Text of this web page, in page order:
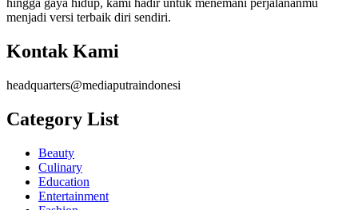
hingga gaya hidup, kami hadir untuk menemani perjalananmu
menjadi versi terbaik diri sendiri.
Kontak Kami
headquarters@mediaputraindonesi
Category List
Beauty
Culinary
Education
Entertainment